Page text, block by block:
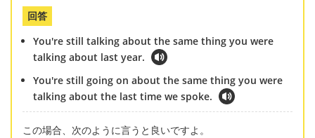
回答
You're still talking about the same thing you were
talking about last year.
You're still going on about the same thing you were
talking about the last time we spoke.
この場合、次のように言うと良いですよ。